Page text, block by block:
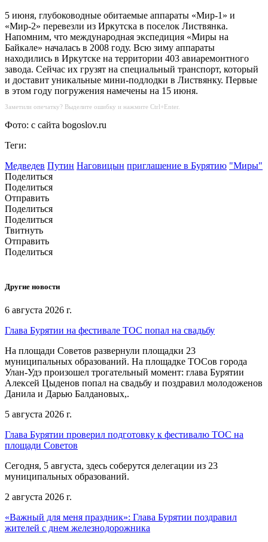
5 июня, глубоководные обитаемые аппараты «Мир-1» и
«Мир-2» перевезли из Иркутска в поселок Листвянка.
Напомним, что международная экспедиция «Миры на
Байкале» началась в 2008 году. Всю зиму аппараты
находились в Иркутске на территории 403 авиаремонтного
завода. Сейчас их грузят на специальный транспорт, который
и доставит уникальные мини-подлодки в Листвянку. Первые
в этом году погружения намечены на 15 июня.
Заметили опечатку? Выделите ошибку и нажмите Ctrl+Enter.
Фото: с сайта bogoslov.ru
Теги:
Медведев Путин Наговицын приглашение в Бурятию "Миры"
Поделиться
Поделиться
Отправить
Поделиться
Поделиться
Твитнуть
Отправить
Поделиться
Другие новости
6 августа 2026 г.
Глава Бурятии на фестивале ТОС попал на свадьбу
На площади Советов развернули площадки 23
муниципальных образований. На площадке ТОСов города
Улан-Удэ произошел трогательный момент: глава Бурятии
Алексей Цыденов попал на свадьбу и поздравил молодоженов
Данила и Дарью Балдановых,.
5 августа 2026 г.
Глава Бурятии проверил подготовку к фестивалю ТОС на
площади Советов
Сегодня, 5 августа, здесь соберутся делегации из 23
муниципальных образований.
2 августа 2026 г.
«Важный для меня праздник»: Глава Бурятии поздравил
жителей с днем железнодорожника